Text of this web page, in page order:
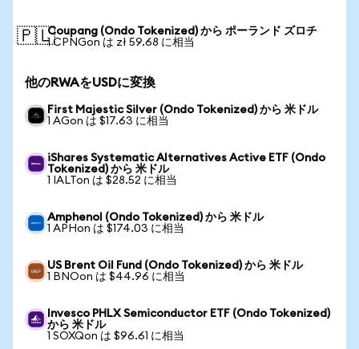
🇵🇱Coupang (Ondo Tokenized) から ポーランド ズロチ
1 CPNGon は zł 59.68 に相当
他のRWAをUSDに変換
First Majestic Silver (Ondo Tokenized) から 米ドル
1 AGon は $17.63 に相当
iShares Systematic Alternatives Active ETF (Ondo
Tokenized) から 米ドル
1 IALTon は $28.52 に相当
Amphenol (Ondo Tokenized) から 米ドル
1 APHon は $174.03 に相当
US Brent Oil Fund (Ondo Tokenized) から 米ドル
1 BNOon は $44.96 に相当
Invesco PHLX Semiconductor ETF (Ondo Tokenized)
から 米ドル
1 SOXQon は $96.61 に相当